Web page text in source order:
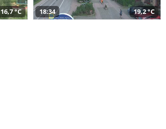
16,7 °C 18:34 19,2 °C